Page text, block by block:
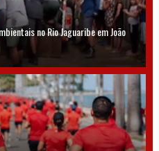
no Rio Jaguaribe em João